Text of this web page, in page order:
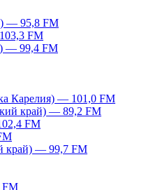
— 95,8 FM
FM
— 99,4 FM
Карелия) — 101,0 FM
край) — 89,2 FM
FM
край) — 99,7 FM
FM